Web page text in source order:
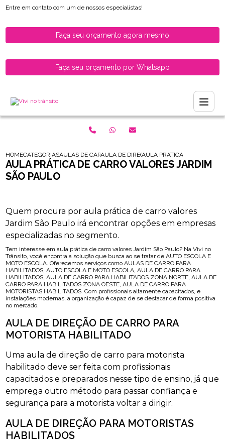
Entre em contato com um de nossos especialistas!
Faça seu orçamento agora mesmo
Faça seu orçamento por Whatsapp
HOMECATEGORIASAULAS DE CARRO PARA HABILITADOS
AULA DE DIRECAO DE CARRO PARA
AULA PRATICA DE CARRO
AULA PRÁTICA DE CARRO VALORES JARDIM
SÃO PAULO
Quem procura por aula prática de carro valores
Jardim São Paulo irá encontrar opções em empresas
especializadas no segmento.
Tem interesse em aula prática de carro valores Jardim São Paulo? Na Vivi no
Trânsito, você encontra a solução que busca ao se tratar de AUTO ESCOLA E
MOTO ESCOLA. Oferecemos serviços como AULAS DE CARRO PARA
HABILITADOS, AUTO ESCOLA E MOTO ESCOLA, AULA DE CARRO PARA
HABILITADOS, AULA DE CARRO PARA HABILITADOS ZONA NORTE, AULA DE
CARRO PARA HABILITADOS ZONA OESTE, AULA DE CARRO PARA
MOTORISTAS HABILITADOS. Com profissionais altamente capacitados, e
instalações modernas, a organização é capaz de se destacar de forma positiva
no mercado.
AULA DE DIREÇÃO DE CARRO PARA
MOTORISTA HABILITADO
Uma aula de direção de carro para motorista
habilitado deve ser feita com profissionais
capacitados e preparados nesse tipo de ensino, já que
emprega outro método para passar confiança e
segurança para a motorista voltar a dirigir.
AULA DE DIREÇÃO PARA MOTORISTAS
HABILITADOS